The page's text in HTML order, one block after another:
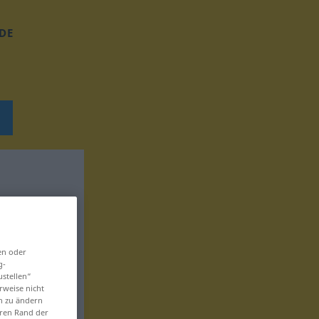
DE
oder
nicht
zu ändern
Rand der